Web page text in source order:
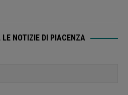
NOTIZIE DI PIACENZA